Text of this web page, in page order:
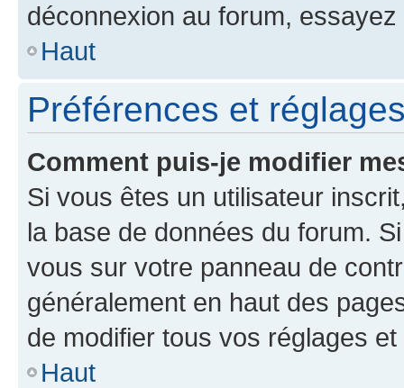
déconnexion au forum,
Haut
Préférences et
Comment puis-je modifier
Si vous êtes un utilisateur
la base de données du forum.
vous sur votre panneau de
généralement en haut des
de modifier tous vos réglages
Haut